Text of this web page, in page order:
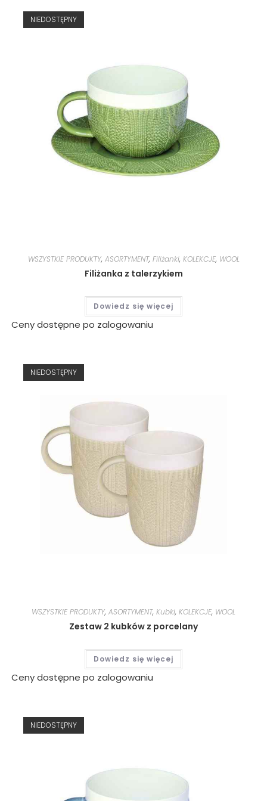
NIEDOSTĘPNY
WSZYSTKIE PRODUKTY, ASORTYMENT, Filiżanki, KOLEKCJE, WOOL
Filiżanka z talerzykiem
Dowiedz się więcej
Ceny dostępne po zalogowaniu
NIEDOSTĘPNY
WSZYSTKIE PRODUKTY, ASORTYMENT, Kubki, KOLEKCJE, WOOL
Zestaw 2 kubków z porcelany
Dowiedz się więcej
Ceny dostępne po zalogowaniu
NIEDOSTĘPNY